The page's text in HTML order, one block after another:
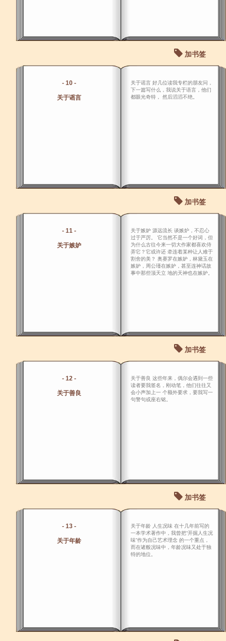
加书签
- 10 -
关于谣言
关于谣言 好几位读我专栏的朋友问，
下一篇写什么，我说关于语言，他们
都眼光奇特， 然后滔滔不绝。
加书签
- 11 -
关于嫉妒
关于嫉妒 源远流长 谈嫉炉，不忍心
过于严厉。 它当然不是一个好词，但
为什么古往今来一切大作家都喜欢侍
弄它？它或许还 牵连着某种让人难于
割舍的美？ 奥赛罗在嫉妒，林黛玉在
嫉妒，周公瑾在嫉妒，甚至连神话故
事中那些顶天立 地的天神也在嫉妒。
加书签
- 12 -
关于善良
关于善良 这些年来，偶尔会遇到一些
读者要我签名，刚动笔，他们往往又
会小声加上一 个额外要求，要我写一
句警句或座右铭。
加书签
- 13 -
关于年龄
关于年龄 人生况味 在十几年前写的
一本学术著作中，我曾把“开掘人生况
味”作为自己艺术理念 的一个重点，
而在诸般况味中，年龄况味又处于独
特的地位。